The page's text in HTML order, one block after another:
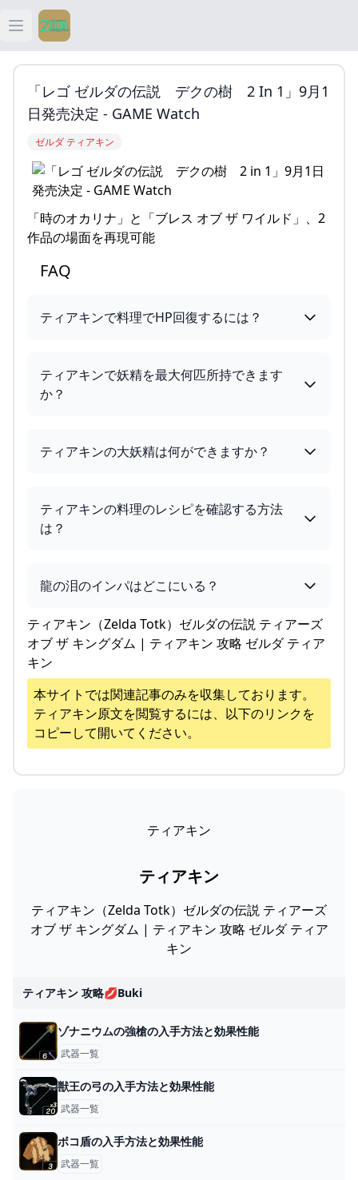
Open main menu
ティアキン
ティアキン 祠
ティアキン 攻略
「レゴ ゼルダの伝説 デクの樹 2 In 1」9月1
日発売決定 - GAME Watch
ゼルダ ティアキン
「時のオカリナ」と「ブレス オブ ザ ワイルド」、2
作品の場面を再現可能
FAQ
ティアキンで料理でHP回復するには？
ティアキンで妖精を最大何匹所持できます
か？
ティアキンの大妖精は何ができますか？
ティアキンの料理のレシピを確認する方法
は？
龍の泪のインパはどこにいる？
ティアキン（Zelda Totk）ゼルダの伝説 ティアーズ
オブ ザ キングダム | ティアキン 攻略 ゼルダ ティア
キン
本サイトでは関連記事のみを収集しております。
ティアキン原文を閲覧するには、以下のリンクを
コピーして開いてください。
ティアキン
ティアキン
ティアキン（Zelda Totk）ゼルダの伝説 ティアーズ
オブ ザ キングダム | ティアキン 攻略 ゼルダ ティア
キン
ティアキン 攻略💋buki
ゾナニウムの強槍の入手方法と効果性能
武器一覧
獣王の弓の入手方法と効果性能
武器一覧
ボコ盾の入手方法と効果性能
武器一覧